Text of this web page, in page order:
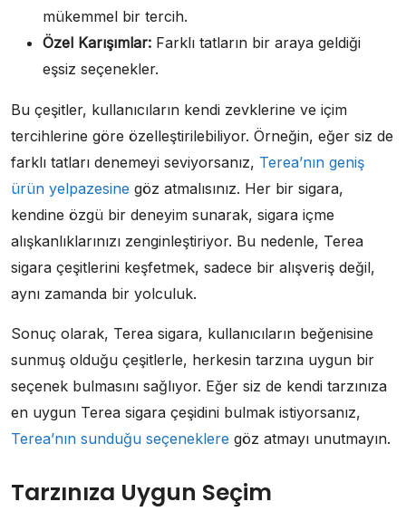
mükemmel bir tercih.
Özel Karışımlar: Farklı tatların bir araya geldiği
eşsiz seçenekler.
Bu çeşitler, kullanıcıların kendi zevklerine ve içim
tercihlerine göre özelleştirilebiliyor. Örneğin, eğer siz de
farklı tatları denemeyi seviyorsanız, Terea’nın geniş
ürün yelpazesine göz atmalısınız. Her bir sigara,
kendine özgü bir deneyim sunarak, sigara içme
alışkanlıklarınızı zenginleştiriyor. Bu nedenle, Terea
sigara çeşitlerini keşfetmek, sadece bir alışveriş değil,
aynı zamanda bir yolculuk.
Sonuç olarak, Terea sigara, kullanıcıların beğenisine
sunmuş olduğu çeşitlerle, herkesin tarzına uygun bir
seçenek bulmasını sağlıyor. Eğer siz de kendi tarzınıza
en uygun Terea sigara çeşidini bulmak istiyorsanız,
Terea’nın sunduğu seçeneklere göz atmayı unutmayın.
Tarzınıza Uygun Seçim